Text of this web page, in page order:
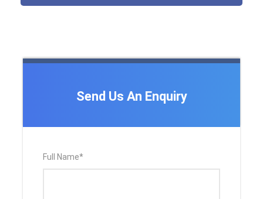
Send Us An Enquiry
Full Name*
Impuestos hoteleros
Cualquier gasto privado
Estambul no están incluidos.